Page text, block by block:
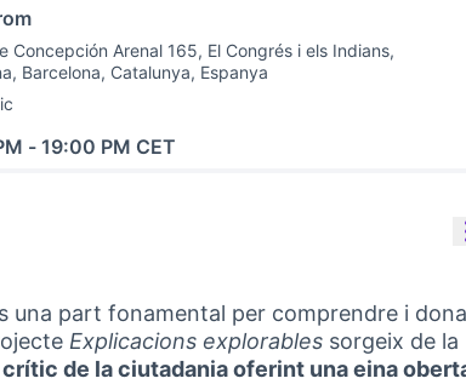
Concepción Arenal 165, El Congrés i els Indians,
Barcelona, Catalunya, Espanya
- 19:00 PM CET
una part fonamental per comprendre i
Explicacions explorables sorgeix de la
de la ciutadania oferint una eina